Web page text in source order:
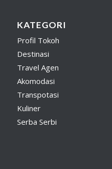
KATEGORI
Profil Tokoh
Destinasi
Travel Agen
Akomodasi
Transpotasi
Kuliner
Serba Serbi